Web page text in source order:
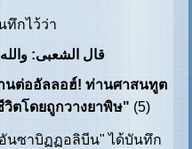
กไว้ว่า
قال الشعبی:
นต่ออัลลอฮ์! ท่านศาสนทูต
วิตโดยถูกวางยาพิษ" (5)
าบิฏฏอลิบีน" ได้บันทึก